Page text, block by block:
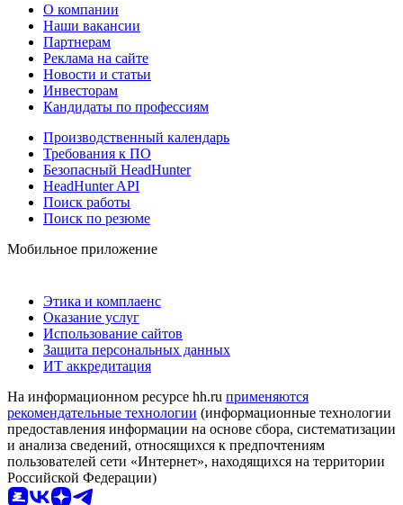
О компании
Наши вакансии
Партнерам
Реклама на сайте
Новости и статьи
Инвесторам
Кандидаты по профессиям
Производственный календарь
Требования к ПО
Безопасный HeadHunter
HeadHunter API
Поиск работы
Поиск по резюме
Мобильное приложение
Этика и комплаенс
Оказание услуг
Использование сайтов
Защита персональных данных
ИТ аккредитация
На информационном ресурсе hh.ru применяются
рекомендательные технологии (информационные технологии
предоставления информации на основе сбора, систематизации
и анализа сведений, относящихся к предпочтениям
пользователей сети «Интернет», находящихся на территории
Российской Федерации)